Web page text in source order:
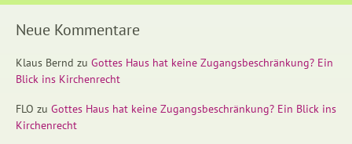
Neue Kommentare
Klaus Bernd zu Gottes Haus hat keine Zugangsbeschränkung? Ein
Blick ins Kirchenrecht
FLO zu Gottes Haus hat keine Zugangsbeschränkung? Ein Blick ins
Kirchenrecht